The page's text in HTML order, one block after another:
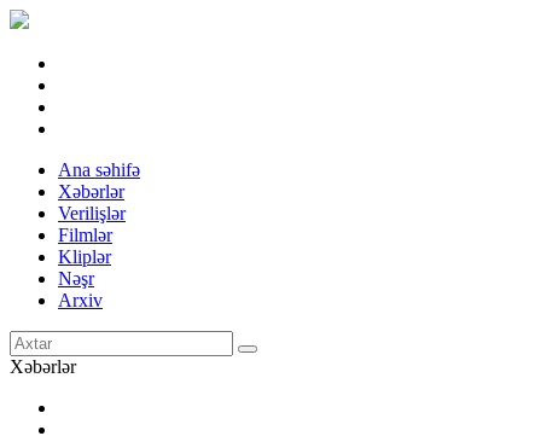
Ana səhifə
Xəbərlər
Verilişlər
Filmlər
Kliplər
Nəşr
Arxiv
Xəbərlər